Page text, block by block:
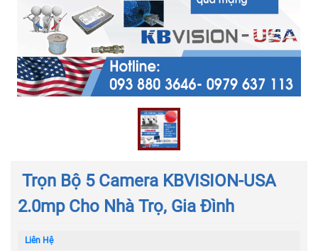
Trọn Bộ 5 Camera KBVISION-USA
2.0mp Cho Nhà Trọ, Gia Đình
Liên Hệ